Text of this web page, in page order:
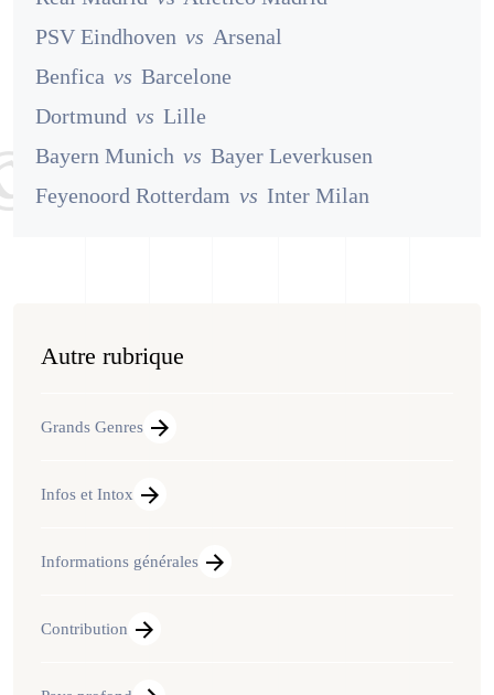
PSV Eindhoven vs Arsenal
Benfica vs Barcelone
Dortmund vs Lille
Bayern Munich vs Bayer Leverkusen
Feyenoord Rotterdam vs Inter Milan
Autre rubrique
Grands Genres
Infos et Intox
Informations générales
Contribution